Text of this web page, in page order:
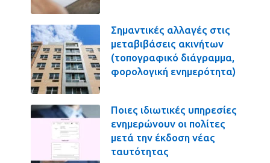
Σημαντικές αλλαγές στις
μεταβιβάσεις ακινήτων
(τοπογραφικό διάγραμμα,
φορολογική ενημερότητα)
Ποιες ιδιωτικές υπηρεσίες
ενημερώνουν οι πολίτες
μετά την έκδοση νέας
ταυτότητας